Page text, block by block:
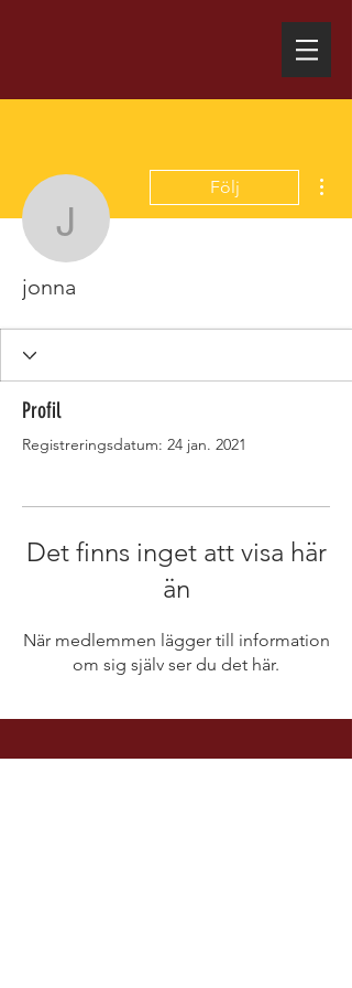
jonna
Följ
jonna
Profil
Registreringsdatum: 24 jan. 2021
Det finns inget att visa här
än
När medlemmen lägger till information
om sig själv ser du det här.